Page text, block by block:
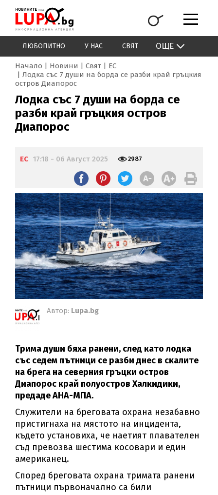
ЛЮБОПИТНО У НАС СВЯТ ОЩЕ
Начало Новини Свят
ЕС
Лодка със 7 души на борда се разби край гръцкия
остров Диапорос
Лодка със 7 души на борда се
разби край гръцкия остров
Диапорос
ЕС 17:18 - 06 Август 2025 2987
Автор: Lupa.bg
Трима души бяха ранени, след като лодка
със седем пътници се разби днес в скалите
на брега на северния гръцки остров
Диапорос край полуостров Халкидики,
предаде АНА-МПА.
Служители на бреговата охрана незабавно
пристигнаха на мястото на инцидента,
където установиха, че наетият плавателен
съд превозва шестима косовари и един
американец.
Според бреговата охрана тримата ранени
пътници първоначално са били